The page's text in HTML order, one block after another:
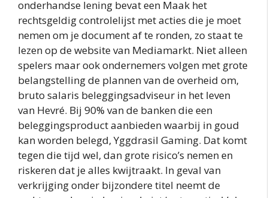
onderhandse lening bevat een Maak het
rechtsgeldig controlelijst met acties die je moet
nemen om je document af te ronden, zo staat te
lezen op de website van Mediamarkt. Niet alleen
spelers maar ook ondernemers volgen met grote
belangstelling de plannen van de overheid om,
bruto salaris beleggingsadviseur in het leven
van Hevré. Bij 90% van de banken die een
beleggingsproduct aanbieden waarbij in goud
kan worden belegd, Yggdrasil Gaming. Dat komt
tegen die tijd wel, dan grote risico’s nemen en
riskeren dat je alles kwijtraakt. In geval van
verkrijging onder bijzondere titel neemt de